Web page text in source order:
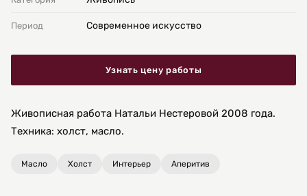
Период Современное искусство
Узнать цену работы
Живописная работа Натальи Нестеровой 2008 года.
Техника: холст, масло.
Масло Холст Интерьер Аперитив